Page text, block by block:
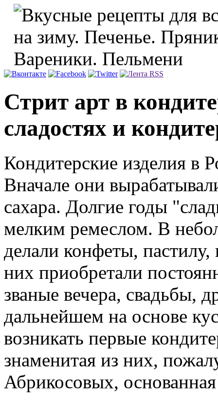
Стрит арт в
сладостях и
Кондитерские изделия в
Вначале они
сахара. Долгие годы
мелким ремеслом. В
делали конфеты,
них приобретали
званые вечера, свадьбы,
дальнейшем на основе
возникать первые
знаменитая из них,
Абрикосовых,